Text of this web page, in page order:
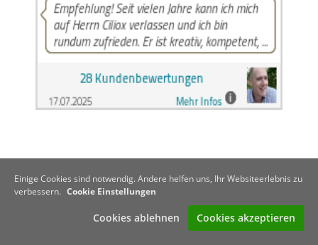
Einige Cookies sind notwendig. Andere helfen uns, Ihr Websiteerlebnis zu
verbessern. Cookie Einstellungen
Cookies ablehnen Cookies akzeptieren